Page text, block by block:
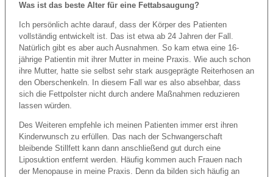
Was ist das beste Alter für eine Fettabsaugung?
Ich persönlich achte darauf, dass der Körper des Patienten
vollständig entwickelt ist. Das ist etwa ab 24 Jahren der Fall.
Natürlich gibt es aber auch Ausnahmen. So kam etwa eine 16-
jährige Patientin mit ihrer Mutter in meine Praxis. Wie auch schon
ihre Mutter, hatte sie selbst sehr stark ausgeprägte Reiterhosen an
den Oberschenkeln. In diesem Fall war es also absehbar, dass
sich die Fettpolster nicht durch andere Maßnahmen reduzieren
lassen würden.
Des Weiteren empfehle ich meinen Patienten immer erst ihren
Kinderwunsch zu erfüllen. Das nach der Schwangerschaft
bleibende Stillfett kann dann anschließend gut durch eine
Liposuktion entfernt werden. Häufig kommen auch Frauen nach
der Menopause in meine Praxis. Denn da bilden sich häufig an